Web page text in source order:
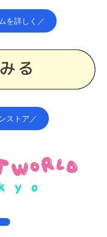
を詳しく／
ストア／